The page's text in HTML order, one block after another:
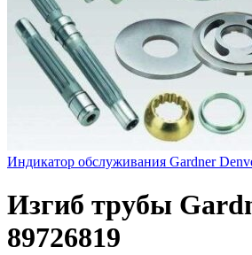
Индикатор обслуживания Gardner
Изгиб трубы
89726819